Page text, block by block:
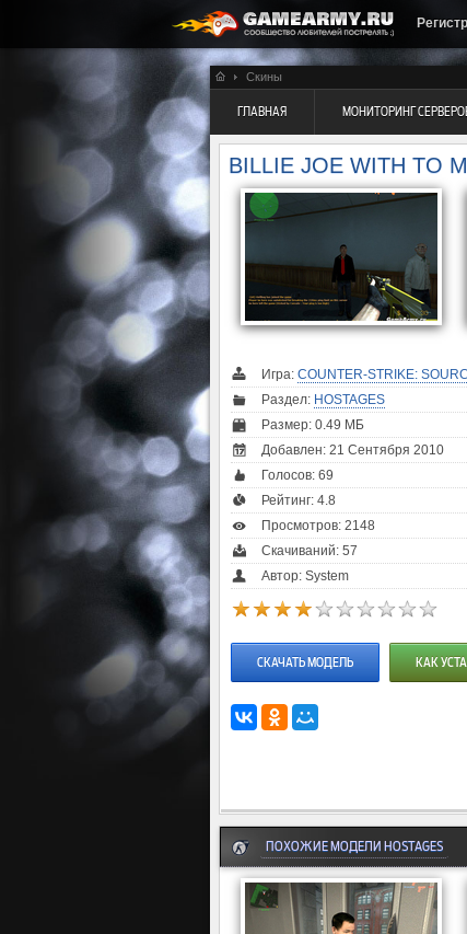
Скины
ГЛАВНАЯ МОНИТОРИНГ
BILLIE JOE WITH TO
Игра: COUNTER-STRIKE:
Раздел: HOSTAGES
Размер: 0.49 МБ
Добавлен: 21 Сентября 2010
Голосов: 69
Рейтинг: 4.8
Просмотров: 2148
Скачиваний: 57
Автор: System
СКАЧАТЬ МОДЕЛЬ КАК
ПОХОЖИЕ МОДЕЛИ HOSTAGES